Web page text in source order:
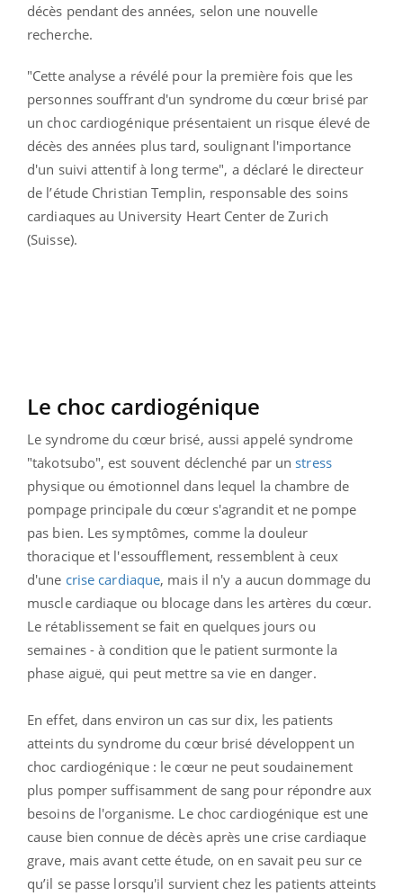
décès pendant des années, selon une nouvelle
recherche.
"Cette analyse a révélé pour la première fois que les
personnes souffrant d'un syndrome du cœur brisé par
un choc cardiogénique présentaient un risque élevé de
décès des années plus tard, soulignant l'importance
d'un suivi attentif à long terme", a déclaré le directeur
de l’étude Christian Templin, responsable des soins
cardiaques au University Heart Center de Zurich
(Suisse).
Le choc cardiogénique
Le syndrome du cœur brisé, aussi appelé syndrome
"takotsubo", est souvent déclenché par un stress
physique ou émotionnel dans lequel la chambre de
pompage principale du cœur s'agrandit et ne pompe
pas bien. Les symptômes, comme la douleur
thoracique et l'essoufflement, ressemblent à ceux
d'une crise cardiaque, mais il n'y a aucun dommage du
muscle cardiaque ou blocage dans les artères du cœur.
Le rétablissement se fait en quelques jours ou
semaines - à condition que le patient surmonte la
phase aiguë, qui peut mettre sa vie en danger.
En effet, dans environ un cas sur dix, les patients
atteints du syndrome du cœur brisé développent un
choc cardiogénique : le cœur ne peut soudainement
plus pomper suffisamment de sang pour répondre aux
besoins de l'organisme. Le choc cardiogénique est une
cause bien connue de décès après une crise cardiaque
grave, mais avant cette étude, on en savait peu sur ce
qu’il se passe lorsqu'il survient chez les patients atteints